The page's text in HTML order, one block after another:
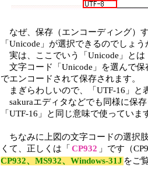
なぜ、保存（エンコーディング）
「Unicode」が選択できるのでしょう
実は、ここでいう「Unicode」とは
文字コード「Unicode」を選んで保
でエンコードされて保存されます。
まぎらわしいので、「UTF-16」と
sakuraエディタなどでも同様に保
「UTF-16」と同じ意味で使っていま
ちなみに上図の文字コードの選択
くて、正しくは「CP932 」です（
CP932、MS932、Windows-31J をご